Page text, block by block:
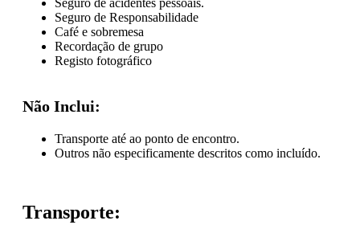
Seguro de Responsabilidade
Café e sobremesa
Recordação de grupo
Registo fotográfico
Não Inclui:
Transporte até ao ponto de encontro.
Outros não especificamente descritos como incluído.
Transporte: